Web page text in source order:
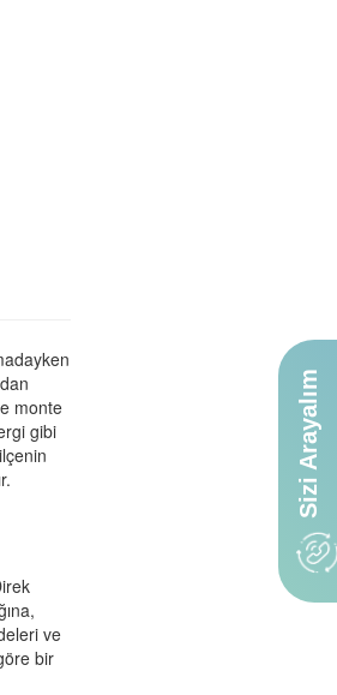
monte
gibi
ve
bir
Sizi Arayalım